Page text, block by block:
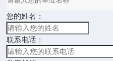
您的姓名：
联系电话：